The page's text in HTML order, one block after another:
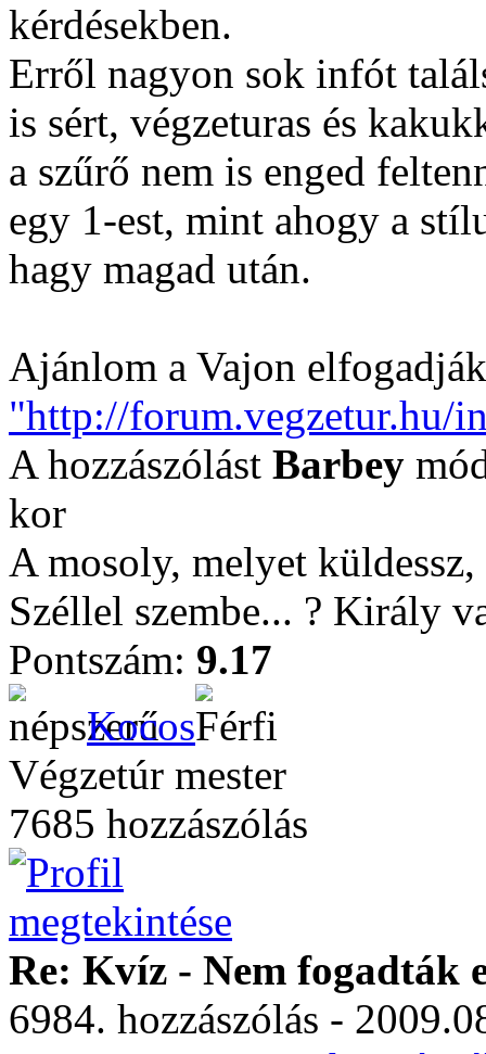
kérdésekben.
Erről nagyon sok infót
is sért, végzeturas és
a szűrő nem is enged
egy 1-est, mint ahogy a
hagy magad után.
Ajánlom a Vajon
"http://forum.vegzetur.hu/
A hozzászólást Barbey
kor
A mosoly, melyet
Széllel szembe... ? Király
Pontszám: 9.17
Kocos
Végzetúr mester
7685 hozzászólás
Re: Kvíz - Nem fogadták
6984. hozzászólás -